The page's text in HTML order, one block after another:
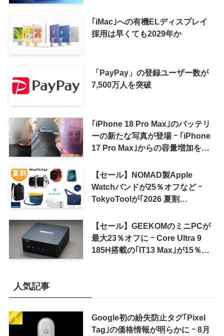
｢iMac｣への有機ELディスプレイ
採用は早くても2029年か
「PayPay」の登録ユーザー数が
7,500万人を突破
｢iPhone 18 Pro Max｣のバッテリ
ーの新たな写真が登場 ｰ ｢iPhone
17 Pro Max｣からの容量増加を確
【セール】NOMAD製Apple
Watchバンドが25％オフなど ｰ
TokyoToolが｢2026 夏割
【セール】GEEKOMのミニPCが
最大23％オフに ｰ Core Ultra 9
185H搭載の｢IT13 Max｣が15％オ
人気記事
Google初の紛失防止タグ｢Pixel
Tag｣の価格情報が明らかに ｰ 8月